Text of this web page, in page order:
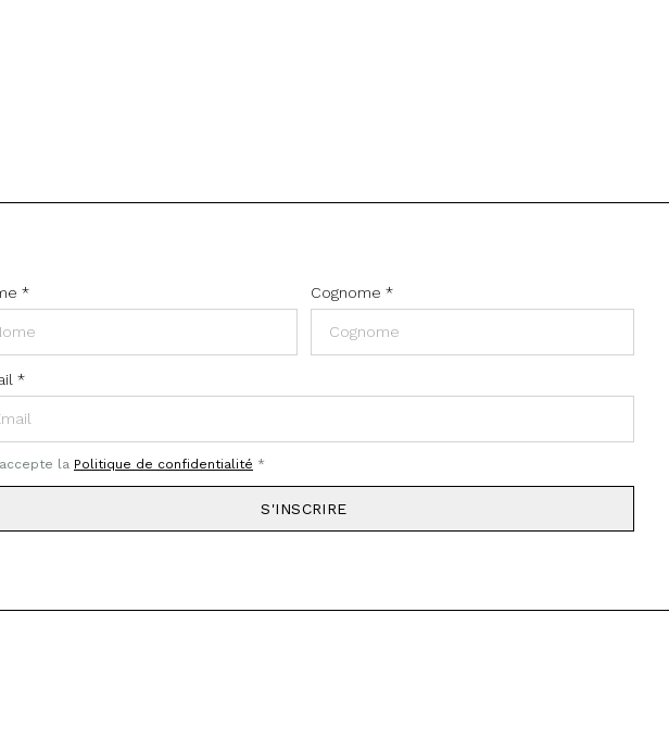
* Cognome *
*
la Politique de confidentialité *
S'INSCRIRE